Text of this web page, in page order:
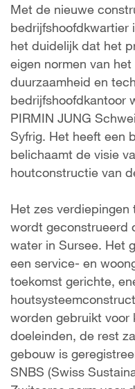
Met de nieuwe
bedrijfshoofdkwartier
het duidelijk dat het
eigen normen van
duurzaamheid en
bedrijfshoofdkantoor
PIRMIN JUNG
Syfrig. Het heeft een
belichaamt de visie
houtconstructie van
Het zes
wordt geconstrueerd
water in Sursee. Het
een service- en
toekomst gerichte,
worden gebruikt voor
doeleinden, de rest
gebouw is
SNBS (Swiss